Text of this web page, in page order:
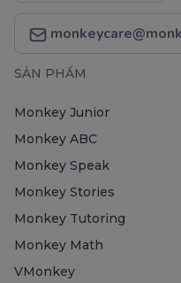
SẢN PHẨM
Monkey Junior
Monkey ABC
Monkey Speak
Monkey Stories
Monkey Tutoring
Monkey Math
VMonkey